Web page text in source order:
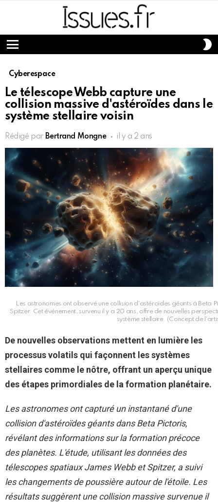
Menu
Cyberespace
Le télescope Webb capture une
collision massive d'astéroïdes dans le
système stellaire voisin
Rédigé par Bertrand Mongne il y a 2 ans
Les astronomes ont observé une collision d'astéroïdes géants à Beta
Spitzer. Cet événement, survenu il y a 20 ans, offre de nouvelles
système stellaire. (Concept de
De nouvelles observations mettent en lumière les
processus volatils qui façonnent les systèmes
stellaires comme le nôtre, offrant un aperçu unique
des étapes primordiales de la formation planétaire.
Les astronomes ont capturé un instantané d'une
collision d'astéroïdes géants dans Beta Pictoris,
révélant des informations sur la formation précoce
des planètes. L'étude, utilisant les données des
télescopes spatiaux James Webb et Spitzer, a suivi
les changements de poussière autour de l'étoile. Les
résultats suggèrent une collision massive survenue il